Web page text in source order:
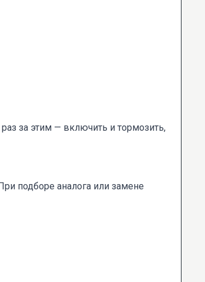
за этим — включить и тормозить,
подборе аналога или замене